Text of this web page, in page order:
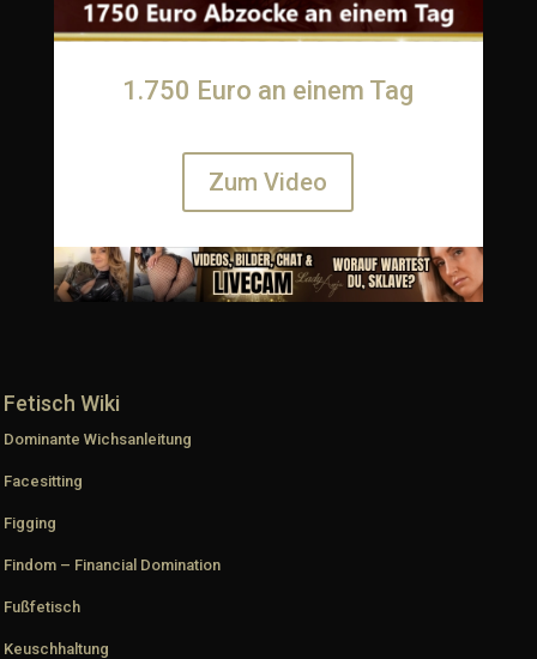
1.750 Euro an einem Tag
Zum Video
Fetisch Wiki
Dominante Wichsanleitung
Facesitting
Figging
Findom – Financial Domination
Fußfetisch
Keuschhaltung